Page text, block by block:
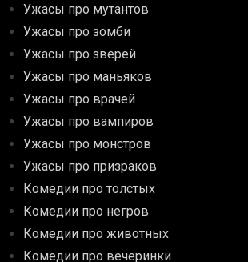
Ужасы про мутантов
Ужасы про зомби
Ужасы про зверей
Ужасы про маньяков
Ужасы про врачей
Ужасы про вампиров
Ужасы про монстров
Ужасы про призраков
Комедии про толстых
Комедии про негров
Комедии про животных
Комедии про вечеринки